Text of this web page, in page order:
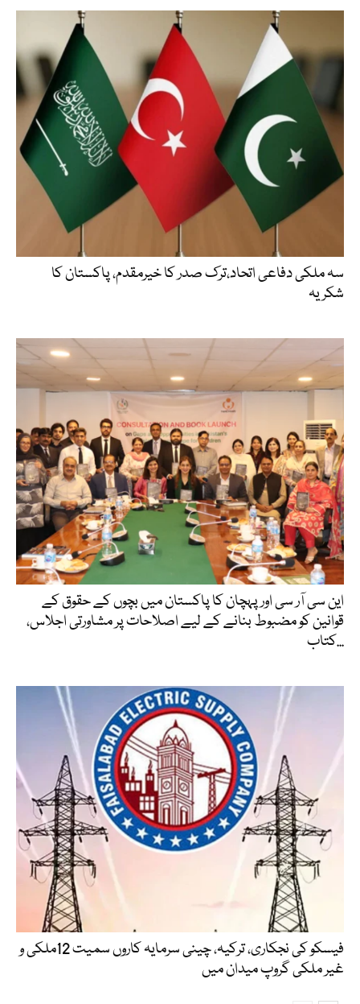
سہ ملکی دفاعی اتحاد،ترک صدر کا خیرمقدم، پاکستان کا
شکریہ
این سی آر سی اور پہچان کا پاکستان میں بچوں کے حقوق کے
قوانین کو مضبوط بنانے کے لیے اصلاحات پر مشاورتی اجلاس،
کتاب...
فیسکو کی نجکاری، ترکیہ، چینی سرمایہ کاروں سمیت 12ملکی و
غیر ملکی گروپ میدان میں